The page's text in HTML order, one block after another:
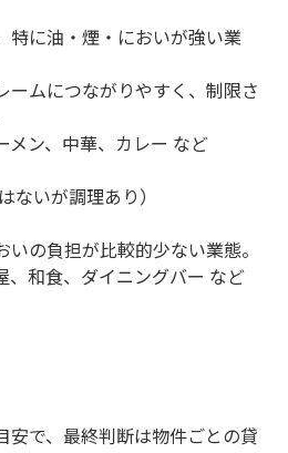
特に油・煙・においが強い業
ームにつながりやすく、制限さ
メン、中華、カレー など
いが調理あり）
の負担が比較的少ない業態。
、和食、ダイニングバー など
で、最終判断は物件ごとの貸